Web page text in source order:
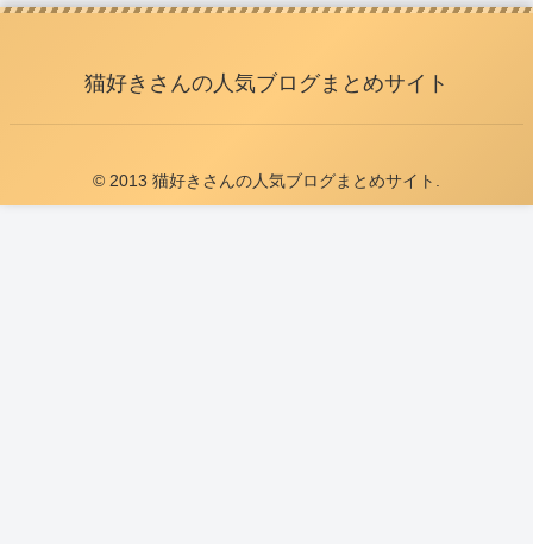
猫好きさんの人気ブログまとめサイト
© 2013 猫好きさんの人気ブログまとめサイト.